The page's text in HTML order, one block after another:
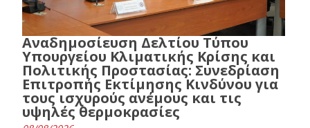
Αναδημοσίευση Δελτίου Τύπου
Υπουργείου Κλιματικής Κρίσης και
Πολιτικής Προστασίας: Συνεδρίαση
Επιτροπής Εκτίμησης Κινδύνου για
τους ισχυρούς ανέμους και τις
υψηλές θερμοκρασίες